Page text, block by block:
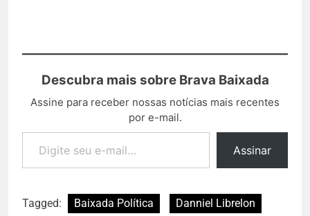
Descubra mais sobre Brava Baixada
Assine para receber nossas notícias mais recentes
por e-mail.
Assinar
Tagged: Baixada Política Danniel Librelon